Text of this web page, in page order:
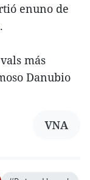
enuno de
más
Danubio
VNA